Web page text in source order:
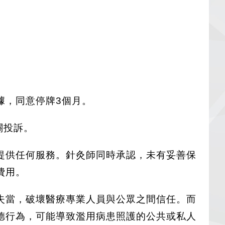
同意停牌3個月。
訴。
任何服務。針灸師同時承認，未有妥善保
。
，破壞醫療專業人員與公眾之間信任。而
為，可能導致濫用病患照護的公共或私人